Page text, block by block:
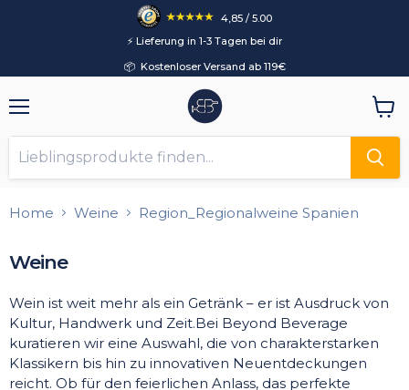
4,85 / 5.00
⚡️ Lieferung in 1-3 Tagen bei dir
📦 Kostenloser Versand ab 119€
Home Weine Region_Regionalweine Spanien
Weine
Wein ist weit mehr als ein Getränk – er ist Ausdruck von
Kultur, Handwerk und Zeit.Bei Beyond Beverage
kuratieren wir eine Auswahl, die von charakterstarken
Klassikern bis hin zu innovativen Neuentdeckungen
reicht. Ob für den feierlichen Anlass, das perfekte